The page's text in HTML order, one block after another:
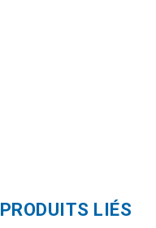
PRODUITS LIÉS